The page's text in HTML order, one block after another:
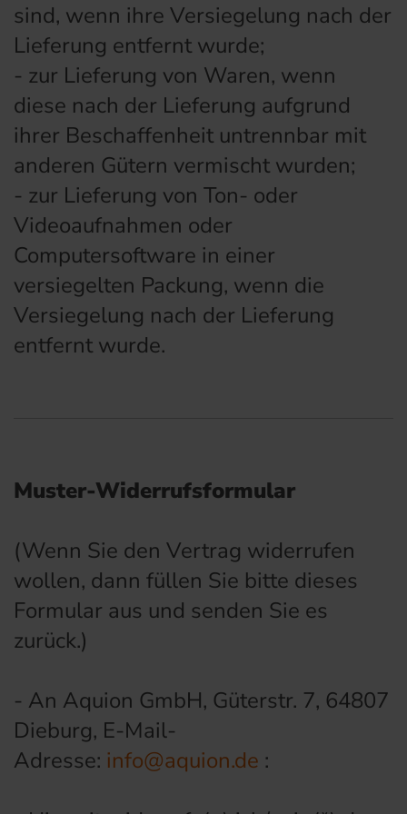
sind, wenn ihre Versiegelung nach der
Lieferung entfernt wurde;
- zur Lieferung von Waren, wenn
diese nach der Lieferung aufgrund
ihrer Beschaffenheit untrennbar mit
anderen Gütern vermischt wurden;
- zur Lieferung von Ton- oder
Videoaufnahmen oder
Computersoftware in einer
versiegelten Packung, wenn die
Versiegelung nach der Lieferung
entfernt wurde.
Muster-Widerrufsformular
(Wenn Sie den Vertrag widerrufen
wollen, dann füllen Sie bitte dieses
Formular aus und senden Sie es
zurück.)
- An Aquion GmbH, Güterstr. 7, 64807
Dieburg, E-Mail-
Adresse: info@aquion.de :